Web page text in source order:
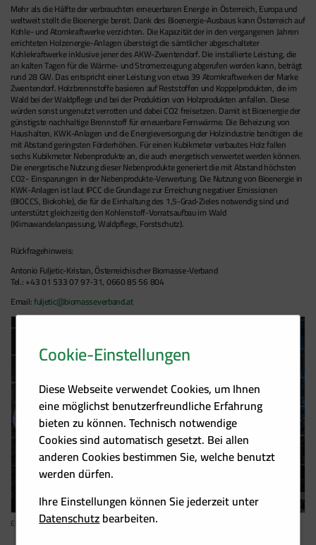
Mehr als die Hälfte der verbrauchten erneuerbaren Energie in Österreich, Europa und
weltweit stellt die Bioenergie bereit. Dank des Bioenergie-Ausbaus kann Österreich auf
Kohle- und Atomkraftwerke verzichten. Die Kapazität der in den vergangenen Jahren
errichteten Holzenergie-Anlagen übersteigt die sämtlicher abgeschalteter
Kohlekraftwerke inklusive jener des AKW-Zwentendorf. Die installierte Leistung, die
an kalten Tagen für die Wärme- und Stromerzeugung abgerufen werden kann, beträgt
rund 28 GW. Das entspricht einer Leistung von etwa 39 Atomkraftwerken der Marke
Zwentendorf. Holzbrennstoffe basieren auf Reststoffen und Koppelprodukten, die im
Wald bei der Waldpflege und bei der Produktion von Holzprodukten anfallen. Diese
würden sonst ungenutzt verrotten und dabei CO2 freisetzen. Damit ist Bioenergie der
günstigste nachhaltige Brennstoff für erneuerbare Fernwärme. Die Beheizung von
Haushalten, KWK-Anlagen und die Energieversorgung der Holzindustrie benötigen die
mit Abstand geringsten Förderhöhen. Für einen Kubikmeter verbautes Holz fallen
sechs Kubikmeter Nebenprodukte an, die auch energetisch verwertet werden können.
Die energetische Nutzung dieser Nebenprodukte generiert die mit Abstand höchsten
CO2- Einsparungen in der Nebenprodukte-Verwertung. Die Nutzung von Bioenergie in
KWK-Anlagen ist laut IPCC die Grundlage zur Erreichung negativer Emissionen
(BIOCCS, Biokohle), die für die Einhaltung des 1,5-Grad-Zieles notwendig sind und
unterstützt gleichzeitig den Kohlenstoff-Vorratsaufbau im Wald
(Klimawandelanpassung, Waldpflege, Forstschutz).
Rückfragehinweis:
Antonio Fuljetic-Kristan, Österreichischer Biomasse-Verband
Tel.: +43 01 533 07 97-31, 0660 85 56 804
Email:fuljetic@biomasseverband.at
EU flags outside the EP in Brussels
Cookie-Einstellungen
Diese Webseite verwendet Cookies, um Ihnen
eine möglichst benutzerfreundliche Erfahrung
bieten zu können. Technisch notwendige
Cookies sind automatisch gesetzt. Bei allen
anderen Cookies bestimmen Sie, welche benutzt
werden dürfen.
Ihre Einstellungen können Sie jederzeit unter
Datenschutzbearbeiten.